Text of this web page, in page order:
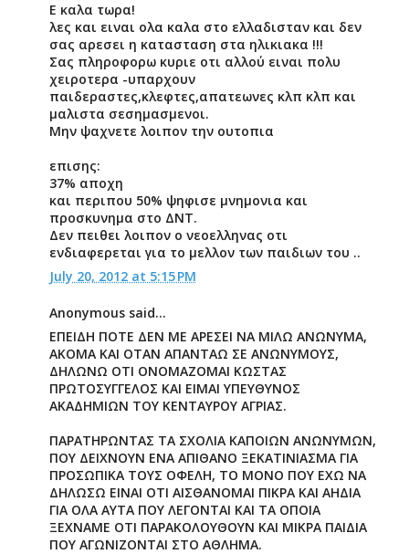
Ε καλα τωρα!
λες και ειναι ολα καλα στο ελλαδισταν και δεν
σας αρεσει η κατασταση στα ηλικιακα !!!
Σας πληροφορω κυριε οτι αλλού ειναι πολυ
χειροτερα -υπαρχουν
παιδεραστες,κλεφτες,απατεωνες κλπ κλπ και
μαλιστα σεσημασμενοι.
Μην ψαχνετε λοιπον την ουτοπια
επισης:
37% αποχη
και περιπου 50% ψηφισε μνημονια και
προσκυνημα στο ΔΝΤ.
Δεν πειθει λοιπον ο νεοελληνας οτι
ενδιαφερεται για το μελλον των παιδιων του ..
July 20, 2012 at 5:15 PM
Anonymous said...
ΕΠΕΙΔΗ ΠΟΤΕ ΔΕΝ ΜΕ ΑΡΕΣΕΙ ΝΑ ΜΙΛΩ ΑΝΩΝΥΜΑ,
ΑΚΟΜΑ ΚΑΙ ΟΤΑΝ ΑΠΑΝΤΑΩ ΣΕ ΑΝΩΝΥΜΟΥΣ,
ΔΗΛΩΝΩ ΟΤΙ ΟΝΟΜΑΖΟΜΑΙ ΚΩΣΤΑΣ
ΠΡΩΤΟΣΥΓΓΕΛΟΣ ΚΑΙ ΕΙΜΑΙ ΥΠΕΥΘΥΝΟΣ
ΑΚΑΔΗΜΙΩΝ ΤΟΥ ΚΕΝΤΑΥΡΟΥ ΑΓΡΙΑΣ.
ΠΑΡΑΤΗΡΩΝΤΑΣ ΤΑ ΣΧΟΛΙΑ ΚΑΠΟΙΩΝ ΑΝΩΝΥΜΩΝ,
ΠΟΥ ΔΕΙΧΝΟΥΝ ΕΝΑ ΑΠΙΘΑΝΟ ΞΕΚΑΤΙΝΙΑΣΜΑ ΓΙΑ
ΠΡΟΣΩΠΙΚΑ ΤΟΥΣ ΟΦΕΛΗ, ΤΟ ΜΟΝΟ ΠΟΥ ΕΧΩ ΝΑ
ΔΗΛΩΣΩ ΕΙΝΑΙ ΟΤΙ ΑΙΣΘΑΝΟΜΑΙ ΠΙΚΡΑ ΚΑΙ ΑΗΔΙΑ
ΓΙΑ ΟΛΑ ΑΥΤΑ ΠΟΥ ΛΕΓΟΝΤΑΙ ΚΑΙ ΤΑ ΟΠΟΙΑ
ΞΕΧΝΑΜΕ ΟΤΙ ΠΑΡΑΚΟΛΟΥΘΟΥΝ ΚΑΙ ΜΙΚΡΑ ΠΑΙΔΙΑ
ΠΟΥ ΑΓΩΝΙΖΟΝΤΑΙ ΣΤΟ ΑΘΛΗΜΑ.